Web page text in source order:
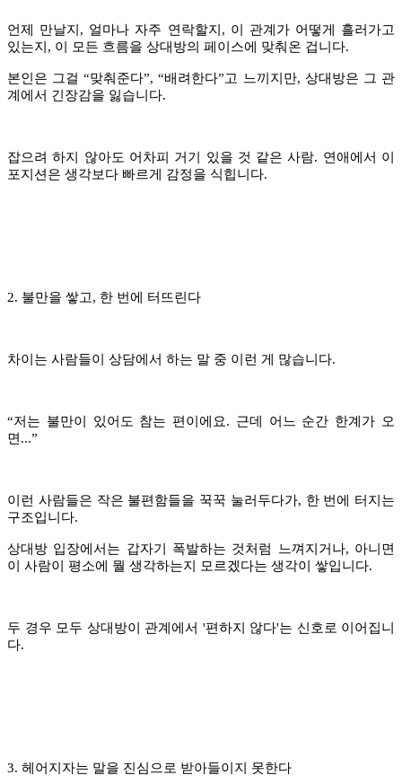
언제 만날지, 얼마나 자주 연락할지, 이 관계가 어떻게 흘러가고
있는지, 이 모든 흐름을 상대방의 페이스에 맞춰온 겁니다.
본인은 그걸“맞춰준다”,“배려한다”고 느끼지만, 상대방은 그 관
계에서 긴장감을 잃습니다.
잡으려 하지 않아도 어차피 거기 있을 것 같은 사람. 연애에서 이
포지션은 생각보다 빠르게 감정을 식힙니다.
2. 불만을 쌓고, 한 번에 터뜨린다
차이는 사람들이 상담에서 하는 말 중 이런 게 많습니다.
“저는 불만이 있어도 참는 편이에요. 근데 어느 순간 한계가 오
면...”
이런 사람들은 작은 불편함들을 꾹꾹 눌러두다가, 한 번에 터지는
구조입니다.
상대방 입장에서는 갑자기 폭발하는 것처럼 느껴지거나, 아니면
이 사람이 평소에 뭘 생각하는지 모르겠다는 생각이 쌓입니다.
두 경우 모두 상대방이 관계에서 '편하지 않다'는 신호로 이어집니
다.
3. 헤어지자는 말을 진심으로 받아들이지 못한다